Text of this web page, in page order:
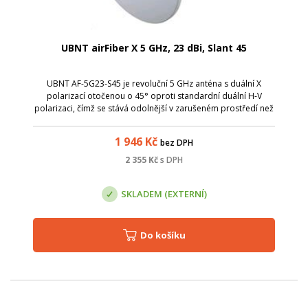
UBNT airFiber X 5 GHz, 23 dBi, Slant 45
UBNT AF-5G23-S45 je revoluční 5 GHz anténa s duální X
polarizací otočenou o 45° oproti standardní duální H-V
polarizaci, čímž se stává odolnější v zarušeném prostředí než
1 946 Kč bez DPH
2 355 Kčs DPH
SKLADEM (EXTERNÍ)
Do košíku